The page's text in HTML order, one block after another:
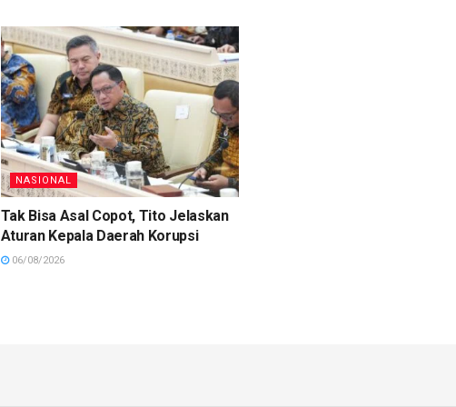
NASIONAL
Tak Bisa Asal Copot, Tito Jelaskan
Aturan Kepala Daerah Korupsi
06/08/2026